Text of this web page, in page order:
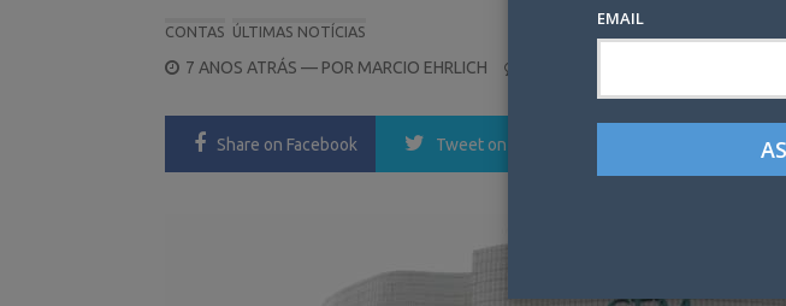
CONTAS ÚLTIMAS NOTÍCIAS
POSTED
7 ANOS ATRÁS — POR MARCIO EHRLICH
Share on Facebook Tweet on Twitter LinkedIn
EMAIL